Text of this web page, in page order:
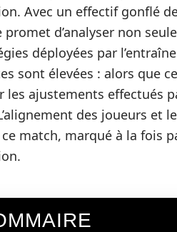
Avec un effectif gonflé
promet d’analyser non
déployées par
sont élevées : alors que
les ajustements effectués
des joueurs
ce match, marqué à la fois